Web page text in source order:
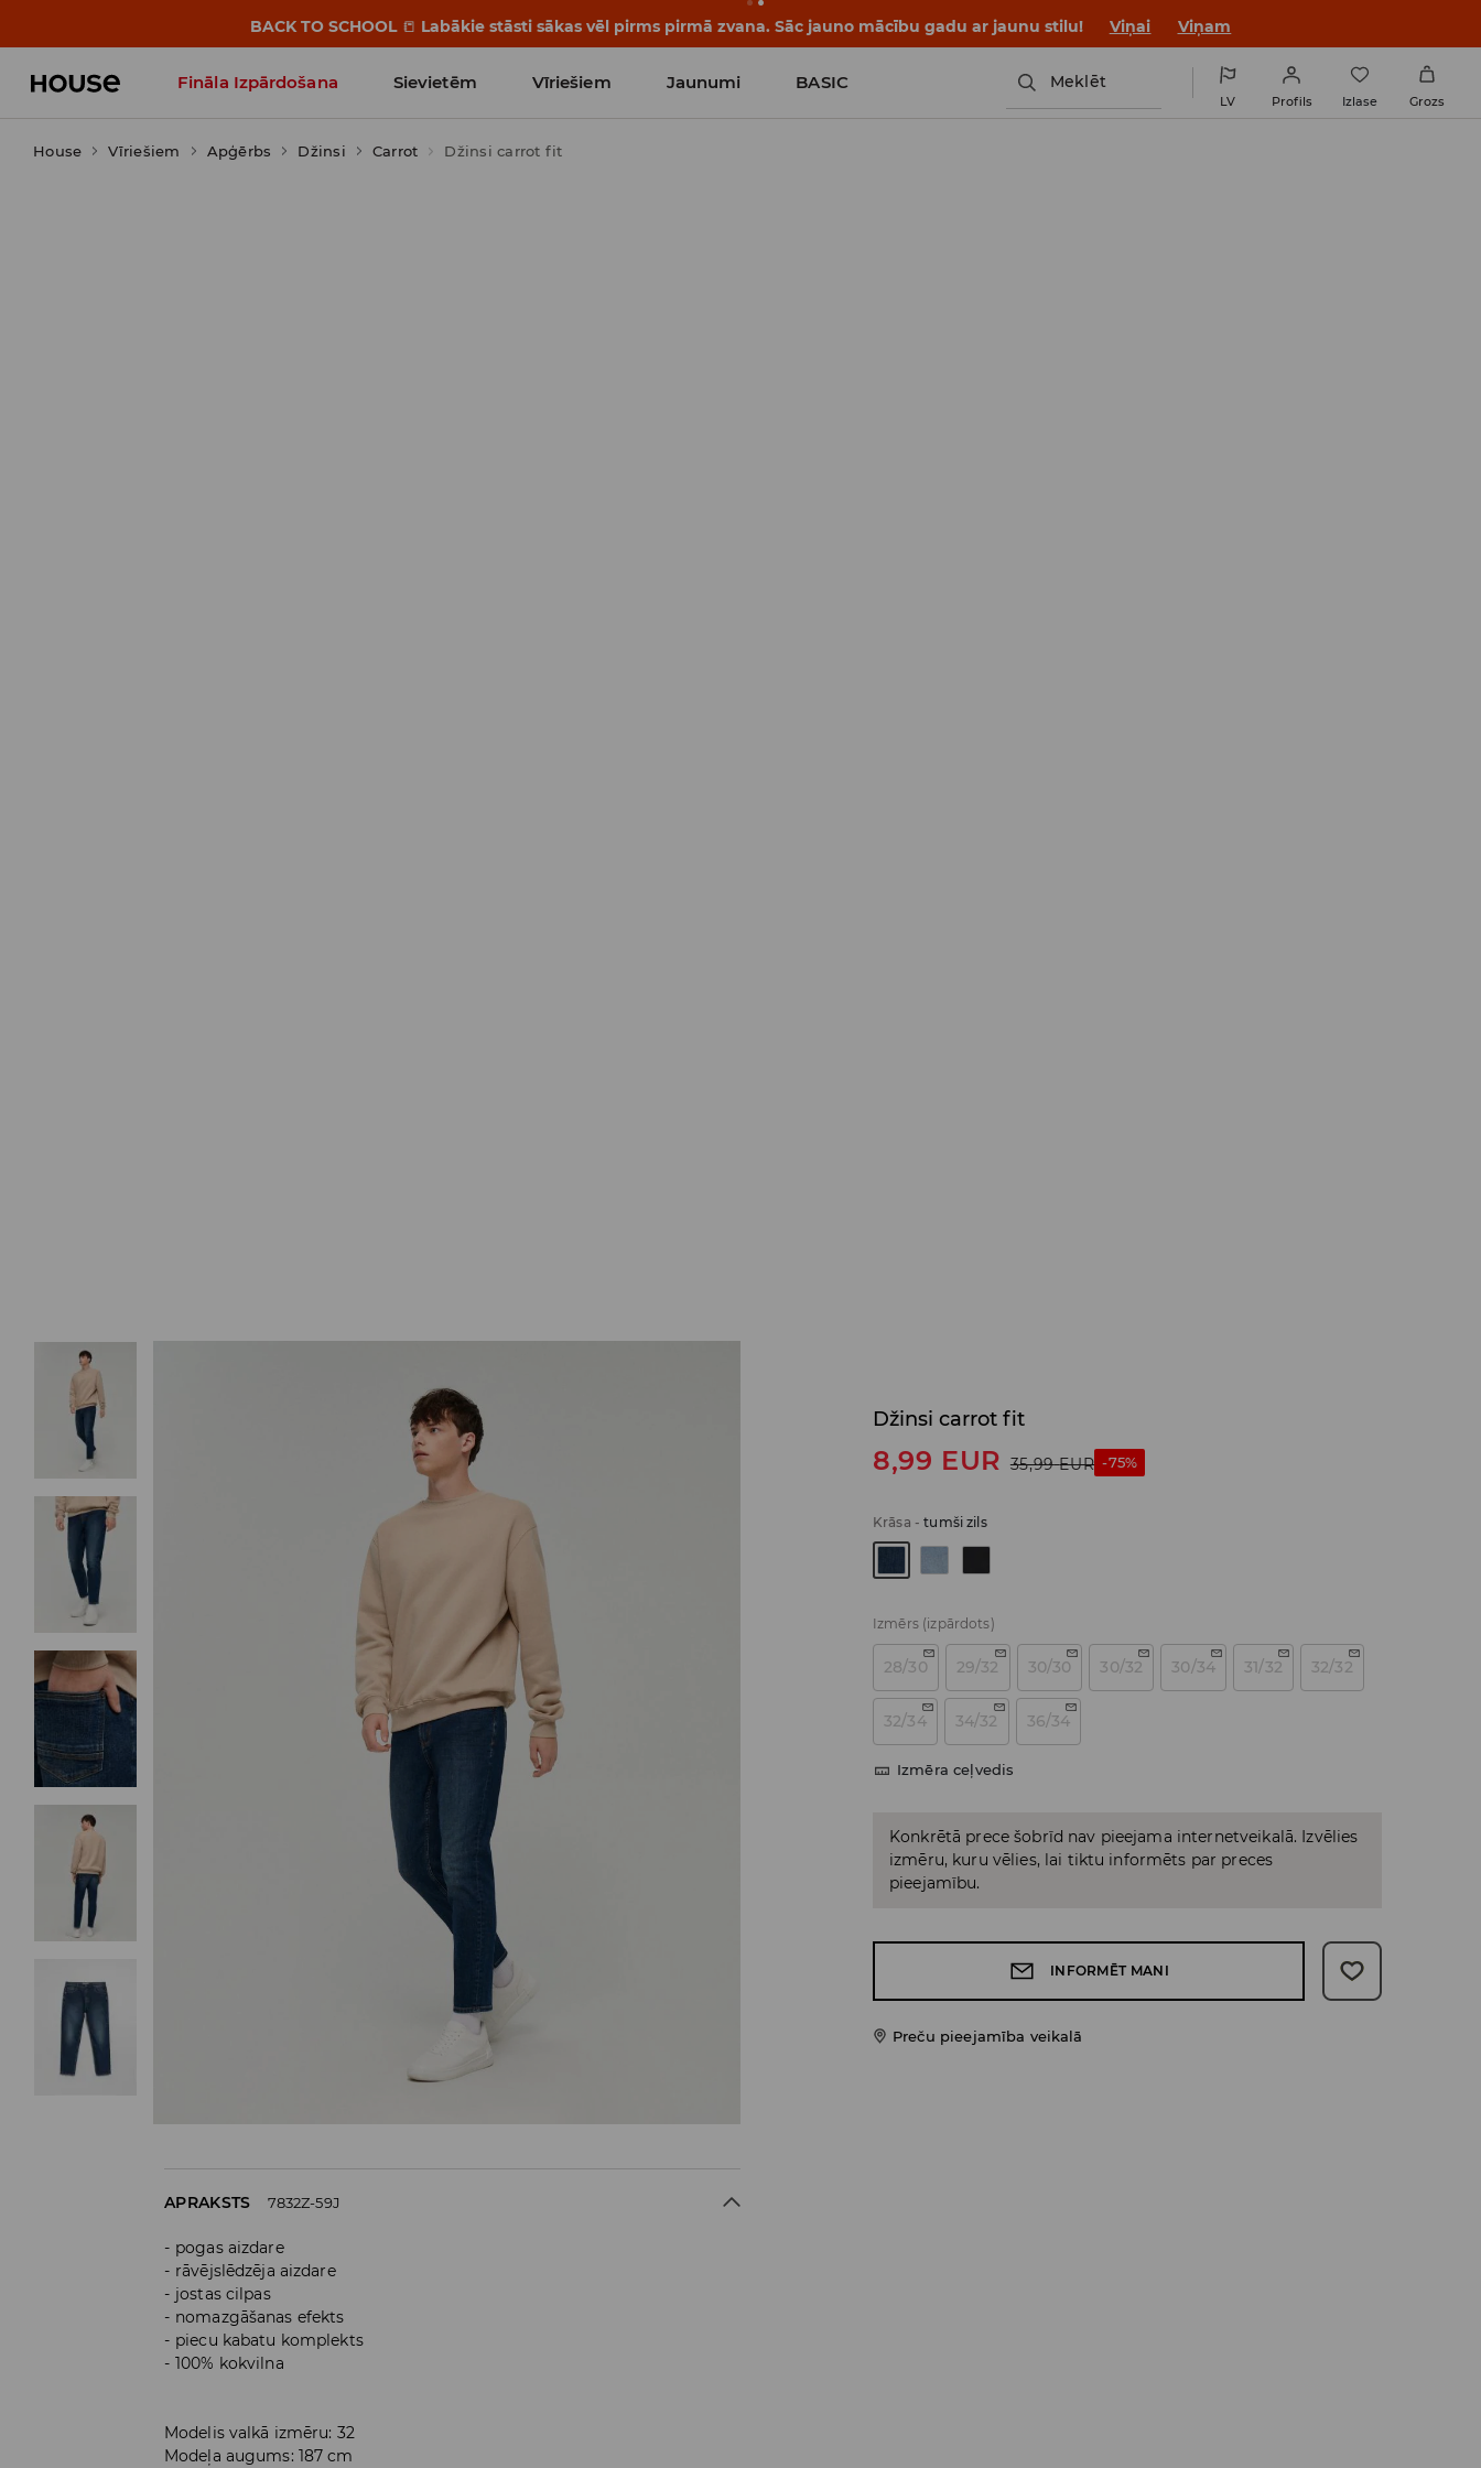
BACK TO SCHOOL 📒 Labākie stāsti sākas vēl pirms pirmā zvana. Sāc jauno mācību gadu ar jaunu stilu! Viņai Viņam
Fināla Izpārdošana Sievietēm Vīriešiem Jaunumi BASIC
Influencers' Faves
Meklēt
LV Profils Izlase Grozs
House Vīriešiem Apģērbs Džinsi Carrot Džinsi carrot fit
Džinsi carrot fit
8,99 EUR 35,99 EUR -75%
Krāsa -tumši zils
Izmērs (izpārdots)
28/30 29/32 30/30 30/32 30/34 31/32 32/32
32/34 34/32 36/34
Izmēra ceļvedis
Konkrētā prece šobrīd nav pieejama internetveikalā. Izvēlies
izmēru, kuru vēlies, lai tiktu informēts par preces
pieejamību.
INFORMĒT MANI
Preču pieejamība veikalā
APRAKSTS 7832Z-59J
pogas aizdare
rāvējslēdzēja aizdare
jostas cilpas
nomazgāšanas efekts
piecu kabatu komplekts
100% kokvilna
Modelis valkā izmēru: 32
Modeļa augums: 187 cm